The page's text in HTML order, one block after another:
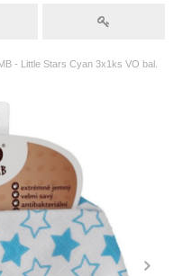
- Little Stars Cyan 3x1ks VO bal.